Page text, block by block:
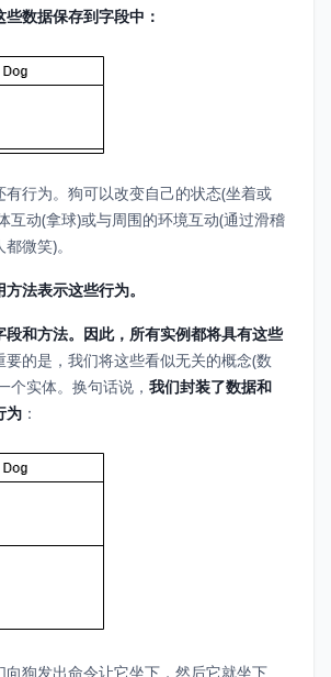
数据保存到字段中：
有行为。狗可以改变自己的状态(坐着或
互动(拿球)或与周围的环境互动(通过滑稽
微笑)。
法表示这些行为。
段和方法。因此，所有实例都将具有这些
要的是，我们将这些看似无关的概念(数
个实体。换句话说， 我们封装了数据和
为 ：
向狗发出命令让它坐下，然后它就坐下